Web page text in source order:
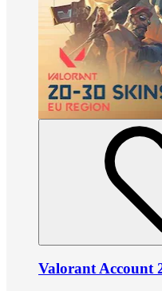
Valorant Account